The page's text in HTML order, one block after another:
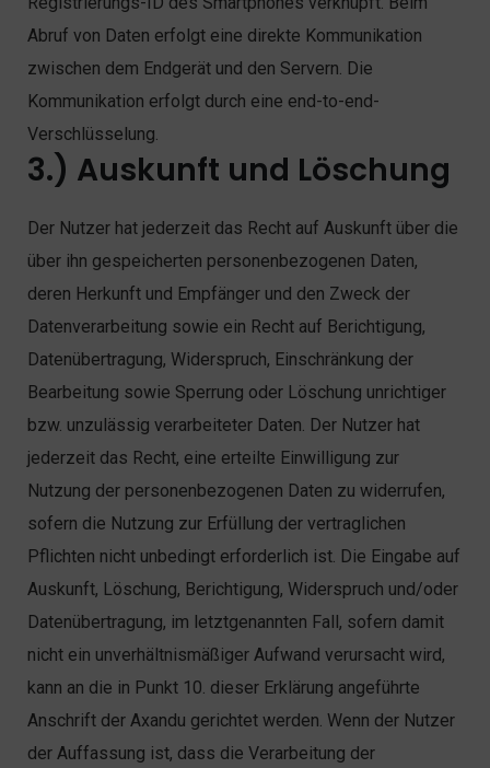
Abruf von Daten erfolgt eine direkte Kommunikation
zwischen dem Endgerät und den Servern. Die
Kommunikation erfolgt durch eine end-to-end-
Verschlüsselung.
3.) Auskunft und Löschung
Der Nutzer hat jederzeit das Recht auf Auskunft über die
über ihn gespeicherten personenbezogenen Daten,
deren Herkunft und Empfänger und den Zweck der
Datenverarbeitung sowie ein Recht auf Berichtigung,
Datenübertragung, Widerspruch, Einschränkung der
Bearbeitung sowie Sperrung oder Löschung unrichtiger
bzw. unzulässig verarbeiteter Daten. Der Nutzer hat
jederzeit das Recht, eine erteilte Einwilligung zur
Nutzung der personenbezogenen Daten zu widerrufen,
sofern die Nutzung zur Erfüllung der vertraglichen
Pflichten nicht unbedingt erforderlich ist. Die Eingabe auf
Auskunft, Löschung, Berichtigung, Widerspruch und/oder
Datenübertragung, im letztgenannten Fall, sofern damit
nicht ein unverhältnismäßiger Aufwand verursacht wird,
kann an die in Punkt 10. dieser Erklärung angeführte
Anschrift der Axandu gerichtet werden. Wenn der Nutzer
der Auffassung ist, dass die Verarbeitung der